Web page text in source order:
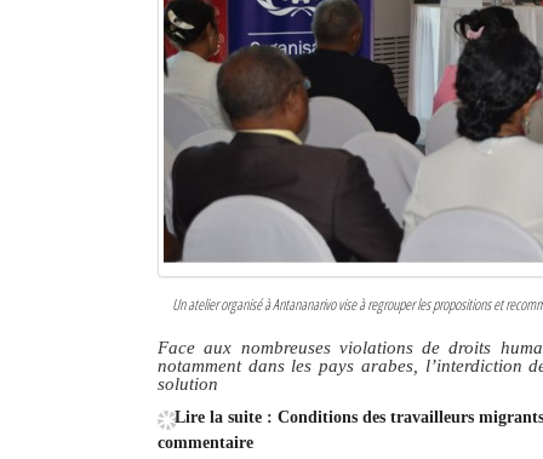
Un atelier organisé à Antananarivo vise à regrouper les propositions et
Face aux nombreuses violations de droits
notamment dans les pays arabes, l’interdiction
solution
Lire la suite : Conditions des travailleurs
commentaire